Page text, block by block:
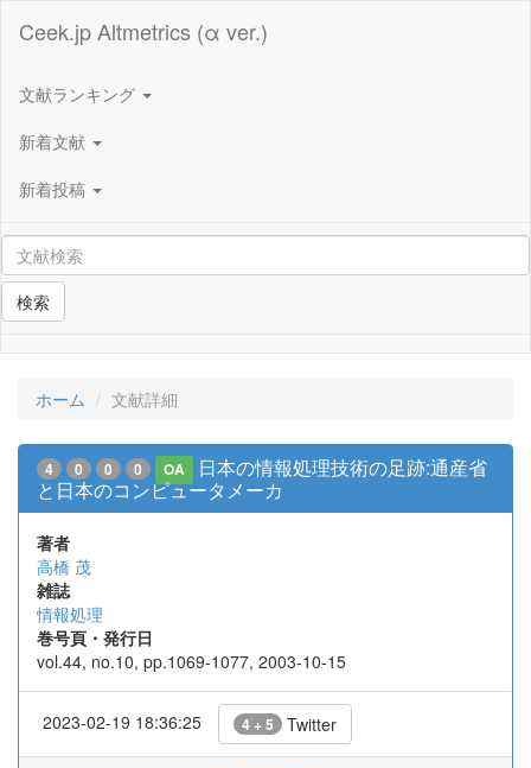
Ceek.jp Altmetrics (α ver.)
文献ランキング
新着文献
新着投稿
検索
ホーム 文献詳細
4 0 0 0 OA
日本の情報処理技術の足跡:通産省
と日本のコンピュータメーカ
著者
高橋 茂
雑誌
情報処理
巻号頁・発行日
vol.44, no.10, pp.1069-1077, 2003-10-15
2023-02-19 18:36:25 4 + 5 Twitter